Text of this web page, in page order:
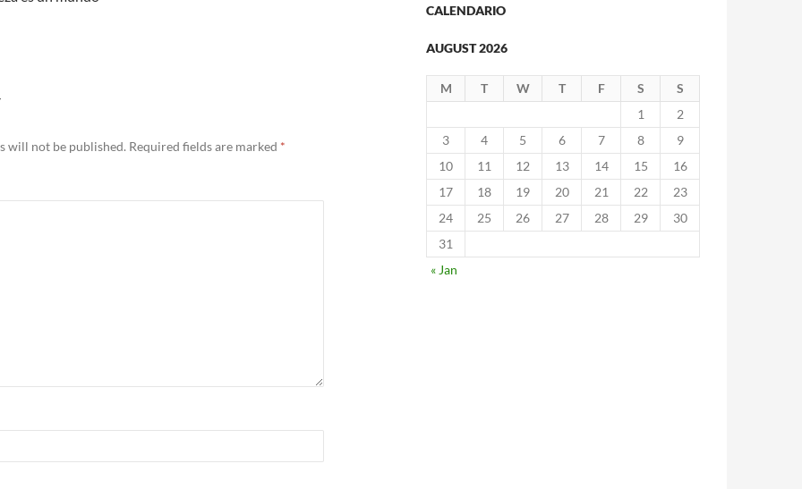
will not be published. Required fields are marked *
CALENDARIO
AUGUST 2026
M T W T F S
S
1
2
3
4 5 6 7 8
9
10
11 12 13 14 15
16
17
18 19 20 21 22
23
24
25 26 27 28 29
30
31
« Jan